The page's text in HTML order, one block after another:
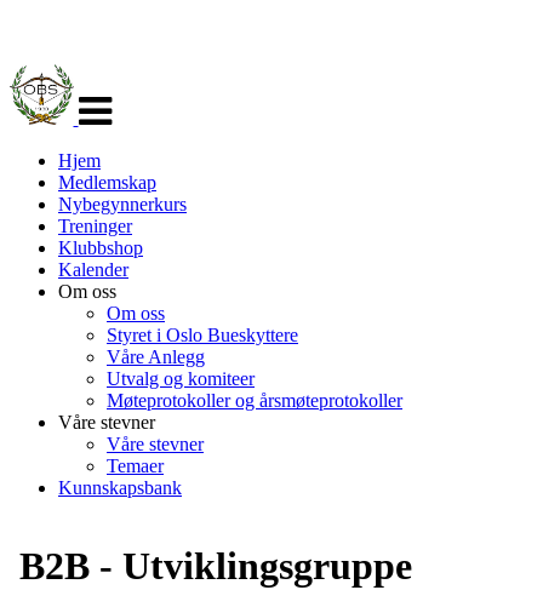
navigasjon
Hjem
Medlemskap
Nybegynnerkurs
Treninger
Klubbshop
Kalender
Om oss
Om oss
Styret i Oslo Bueskyttere
Våre Anlegg
Utvalg og komiteer
Møteprotokoller og årsmøteprotokoller
Våre stevner
Våre stevner
Temaer
Kunnskapsbank
B2B - Utviklingsgruppe